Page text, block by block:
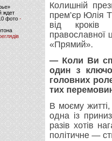
ждет
фото -
Колишній
прем’єр Юлія
від кроків
православної
«Прямий».
— Коли Ви
один з
головних
тих
В моєму
одна із
разів хотів
політичне —